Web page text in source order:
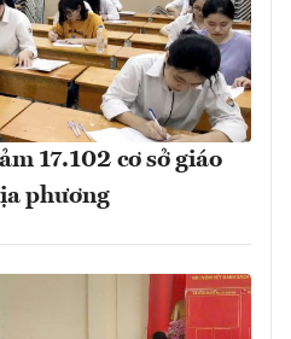
17.102 cơ sở giáo
phương